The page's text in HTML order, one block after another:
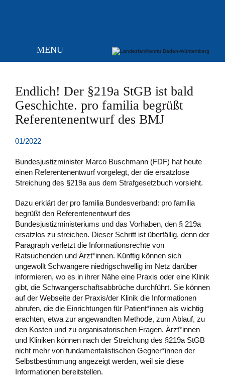
MENU
Endlich! Der §219a StGB ist bald
Geschichte. pro familia begrüßt
Referentenentwurf des BMJ
01/2022
Bundesjustizminister Marco Buschmann (FDF) hat heute
einen Referentenentwurf vorgelegt, der die ersatzlose
Streichung des §219a aus dem Strafgesetzbuch vorsieht.
Dazu erklärt der pro familia Bundesverband: pro familia
begrüßt den Referentenentwurf des
Bundesjustizministeriums und das Vorhaben, den § 219a
ersatzlos zu streichen. Dieser Schritt ist überfällig, denn der
Paragraph verletzt die Informationsrechte von
Ratsuchenden und Ärzt*innen. Künftig können sich
ungewollt Schwangere niedrigschwellig im Netz darüber
informieren, wo es in ihrer Nähe eine Praxis oder eine Klinik
gibt, die Schwangerschaftsabbrüche durchführt. Sie können
auf der Webseite der Praxis/der Klinik die Informationen
abrufen, die die Einrichtungen für Patient*innen als wichtig
erachten, etwa zur angewandten Methode, zum Ablauf, zu
den Kosten und zu organisatorischen Fragen. Ärzt*innen
und Kliniken können nach der Streichung des §219a StGB
nicht mehr von fundamentalistischen Gegner*innen der
Selbstbestimmung angezeigt werden, weil sie diese
Informationen bereitstellen.